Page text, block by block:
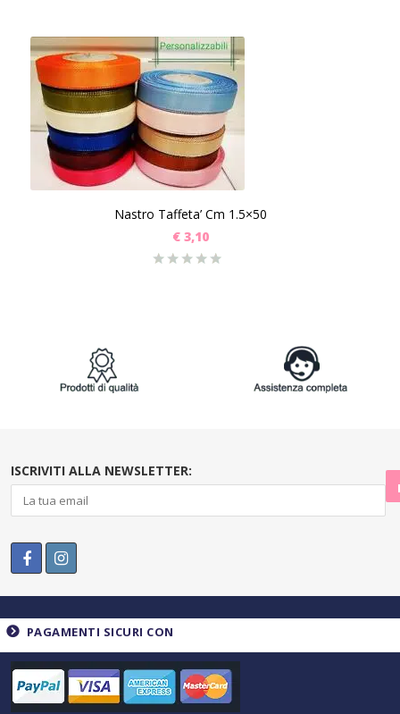
Nastro Taffeta’ Cm 1.5×50
€ 3,10
ISCRIVITI ALLA NEWSLETTER:
PAGAMENTI SICURI CON